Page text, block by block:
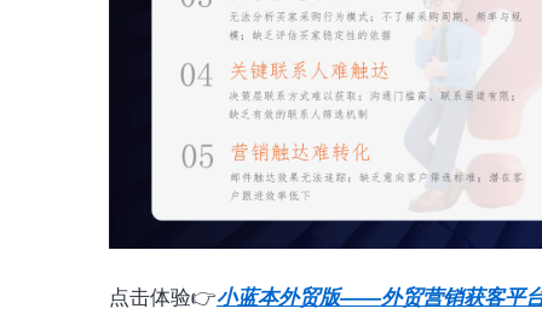
点击体验👉小蓝本外贸版——外贸营销获客平